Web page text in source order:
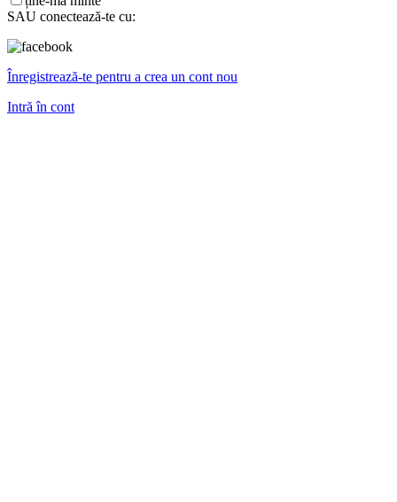
SAU conectează-te cu:
Înregistrează-te pentru a crea un cont nou
Intră în cont